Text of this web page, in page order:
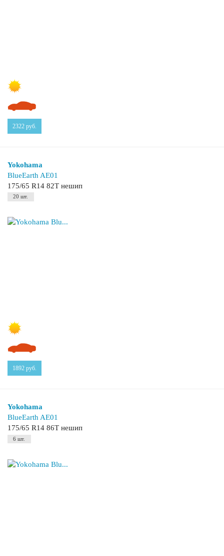
2322 руб.
Yokohama
BlueEarth AE01
175/65 R14 82T нешип
20 шт.
1892 руб.
Yokohama
BlueEarth AE01
175/65 R14 86T нешип
6 шт.